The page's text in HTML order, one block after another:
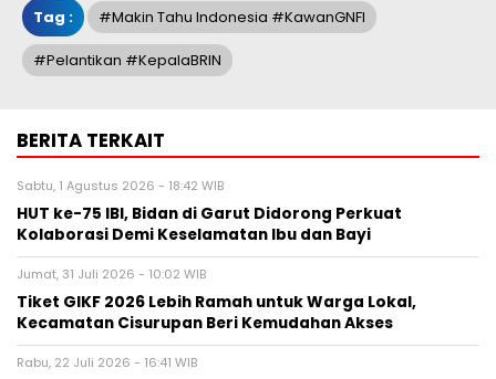
Tag : #Makin Tahu Indonesia #KawanGNFI
#Pelantikan #KepalaBRIN
BERITA TERKAIT
Sabtu, 1 Agustus 2026 - 18:42 WIB
HUT ke-75 IBI, Bidan di Garut Didorong Perkuat
Kolaborasi Demi Keselamatan Ibu dan Bayi
Jumat, 31 Juli 2026 - 10:02 WIB
Tiket GIKF 2026 Lebih Ramah untuk Warga Lokal,
Kecamatan Cisurupan Beri Kemudahan Akses
Rabu, 22 Juli 2026 - 16:41 WIB